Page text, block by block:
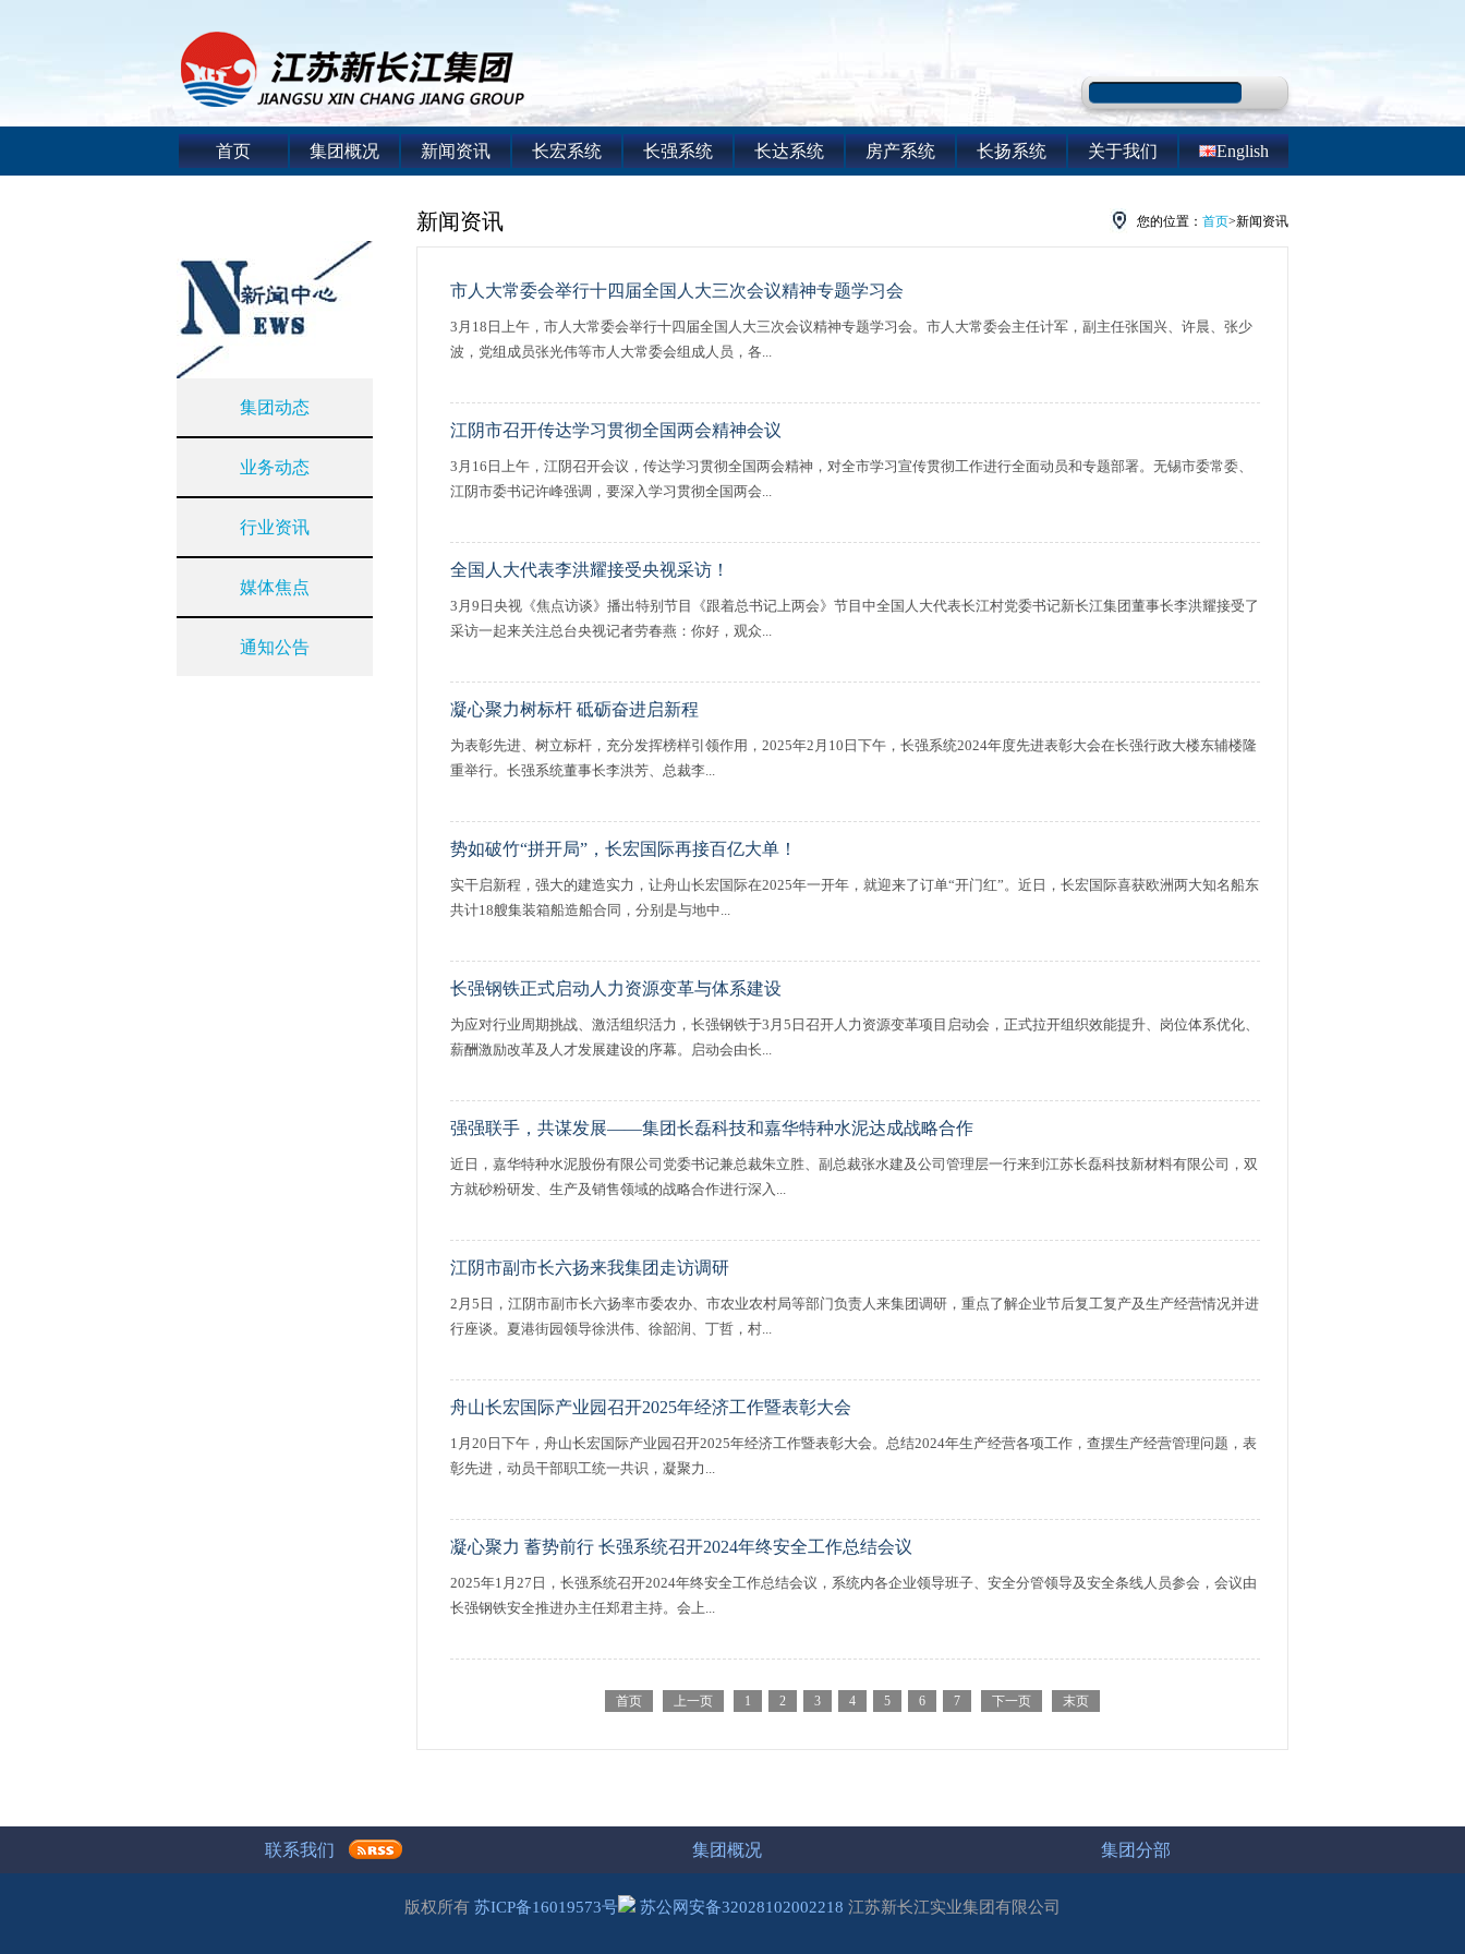
首页 集团概况 新闻资讯 长宏系统 长强系统 长达系统 房产系统 长扬系统 关于我们 English
集团动态
业务动态
行业资讯
媒体焦点
通知公告
新闻资讯 您的位置： 首页>新闻资讯
市人大常委会举行十四届全国人大三次会议精神专题学习会
3月18日上午，市人大常委会举行十四届全国人大三次会议精神专题学习会。市人大常委会主任计军，副主任张国兴、许晨、张少
波，党组成员张光伟等市人大常委会组成人员，各...
江阴市召开传达学习贯彻全国两会精神会议
3月16日上午，江阴召开会议，传达学习贯彻全国两会精神，对全市学习宣传贯彻工作进行全面动员和专题部署。无锡市委常委、
江阴市委书记许峰强调，要深入学习贯彻全国两会...
全国人大代表李洪耀接受央视采访！
3月9日央视《焦点访谈》播出特别节目《跟着总书记上两会》节目中全国人大代表长江村党委书记新长江集团董事长李洪耀接受了
采访一起来关注总台央视记者劳春燕：你好，观众...
凝心聚力树标杆 砥砺奋进启新程
为表彰先进、树立标杆，充分发挥榜样引领作用，2025年2月10日下午，长强系统2024年度先进表彰大会在长强行政大楼东辅楼隆
重举行。长强系统董事长李洪芳、总裁李...
势如破竹“拼开局”，长宏国际再接百亿大单！
实干启新程，强大的建造实力，让舟山长宏国际在2025年一开年，就迎来了订单“开门红”。近日，长宏国际喜获欧洲两大知名船东
共计18艘集装箱船造船合同，分别是与地中...
长强钢铁正式启动人力资源变革与体系建设
为应对行业周期挑战、激活组织活力，长强钢铁于3月5日召开人力资源变革项目启动会，正式拉开组织效能提升、岗位体系优化、
薪酬激励改革及人才发展建设的序幕。启动会由长...
强强联手，共谋发展——集团长磊科技和嘉华特种水泥达成战略合作
近日，嘉华特种水泥股份有限公司党委书记兼总裁朱立胜、副总裁张水建及公司管理层一行来到江苏长磊科技新材料有限公司，双
方就砂粉研发、生产及销售领域的战略合作进行深入...
江阴市副市长六扬来我集团走访调研
2月5日，江阴市副市长六扬率市委农办、市农业农村局等部门负责人来集团调研，重点了解企业节后复工复产及生产经营情况并进
行座谈。夏港街园领导徐洪伟、徐韶润、丁哲，村...
舟山长宏国际产业园召开2025年经济工作暨表彰大会
1月20日下午，舟山长宏国际产业园召开2025年经济工作暨表彰大会。总结2024年生产经营各项工作，查摆生产经营管理问题，表
彰先进，动员干部职工统一共识，凝聚力...
凝心聚力 蓄势前行 长强系统召开2024年终安全工作总结会议
2025年1月27日，长强系统召开2024年终安全工作总结会议，系统内各企业领导班子、安全分管领导及安全条线人员参会，会议由
长强钢铁安全推进办主任郑君主持。会上...
首页 上一页 1 2 3 4 5 6 7 下一页 末页
联系我们 集团概况 集团分部
版权所有 苏ICP备16019573号 苏公网安备32028102002218 江苏新长江实业集团有限公司